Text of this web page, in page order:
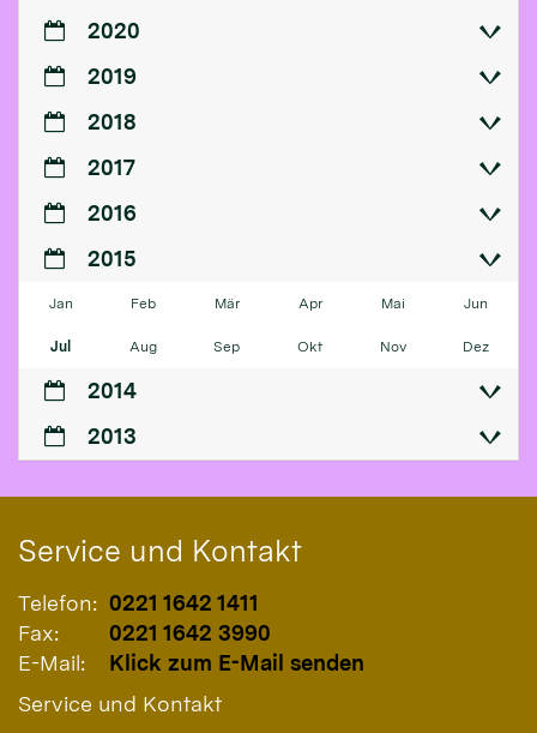
2020
2019
2018
2017
2016
2015
Jan Feb Mär Apr Mai Jun
Jul Aug Sep Okt Nov Dez
2014
2013
Service und Kontakt
Telefon: 0221 1642 1411
Fax:
0221 1642 3990
E-Mail:
Klick zum E-Mail senden
Service und Kontakt